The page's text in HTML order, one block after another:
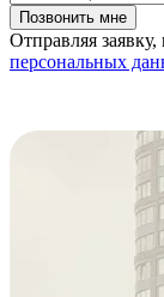
Отправляя заявку,
персональных